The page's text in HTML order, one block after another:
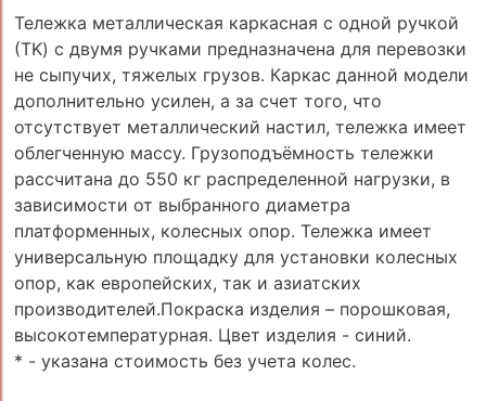
Тележка металлическая каркасная с одной ручкой
(ТK) с двумя ручками предназначена для перевозки
не сыпучих, тяжелых грузов. Каркас данной модели
дополнительно усилен, а за счет того, что
отсутствует металлический настил, тележка имеет
облегченную массу. Грузоподъёмность тележки
рассчитана до 550 кг распределенной нагрузки, в
зависимости от выбранного диаметра
платформенных, колесных опор. Тележка имеет
универсальную площадку для установки колесных
опор, как европейских, так и азиатских
производителей.Покраска изделия – порошковая,
высокотемпературная. Цвет изделия - синий.
* - указана стоимость без учета колес.